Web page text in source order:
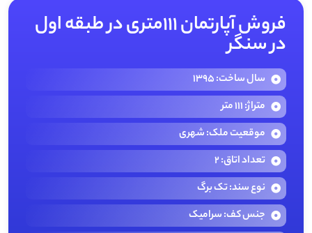
فروش آپارتمان ۱۱۱متری در طبقه اول
در سنگر
سال ساخت: 1395
متراژ: 111 متر
موقعیت ملک: شهری
تعداد اتاق: 2
نوع سند: تک برگ
جنس کف: سرامیک